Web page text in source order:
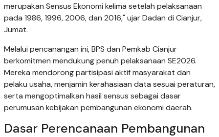
merupakan Sensus Ekonomi kelima setelah pelaksanaan
pada 1986, 1996, 2006, dan 2016," ujar Dadan di Cianjur,
Jumat.
Melalui pencanangan ini, BPS dan Pemkab Cianjur
berkomitmen mendukung penuh pelaksanaan SE2026.
Mereka mendorong partisipasi aktif masyarakat dan
pelaku usaha, menjamin kerahasiaan data sesuai peraturan,
serta mengoptimalkan hasil sensus sebagai dasar
perumusan kebijakan pembangunan ekonomi daerah.
Dasar Perencanaan Pembangunan